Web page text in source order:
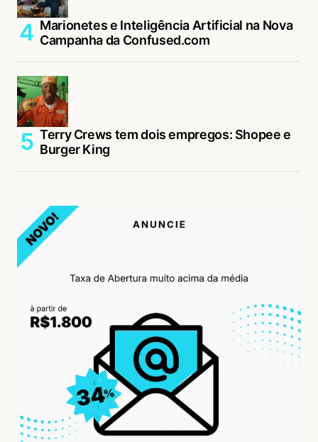
Marionetes e Inteligência Artificial na Nova
Campanha da Confused.com
Terry Crews tem dois empregos: Shopee e
Burger King